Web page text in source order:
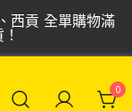
西貢 全單購物滿
0